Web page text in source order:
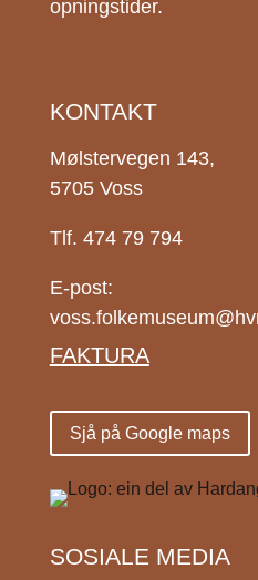
opningstider.
KONTAKT
Mølstervegen 143,
5705 Voss
Tlf. 474 79 794
E-post:
FAKTURA
Sjå på Google maps
SOSIALE MEDIA